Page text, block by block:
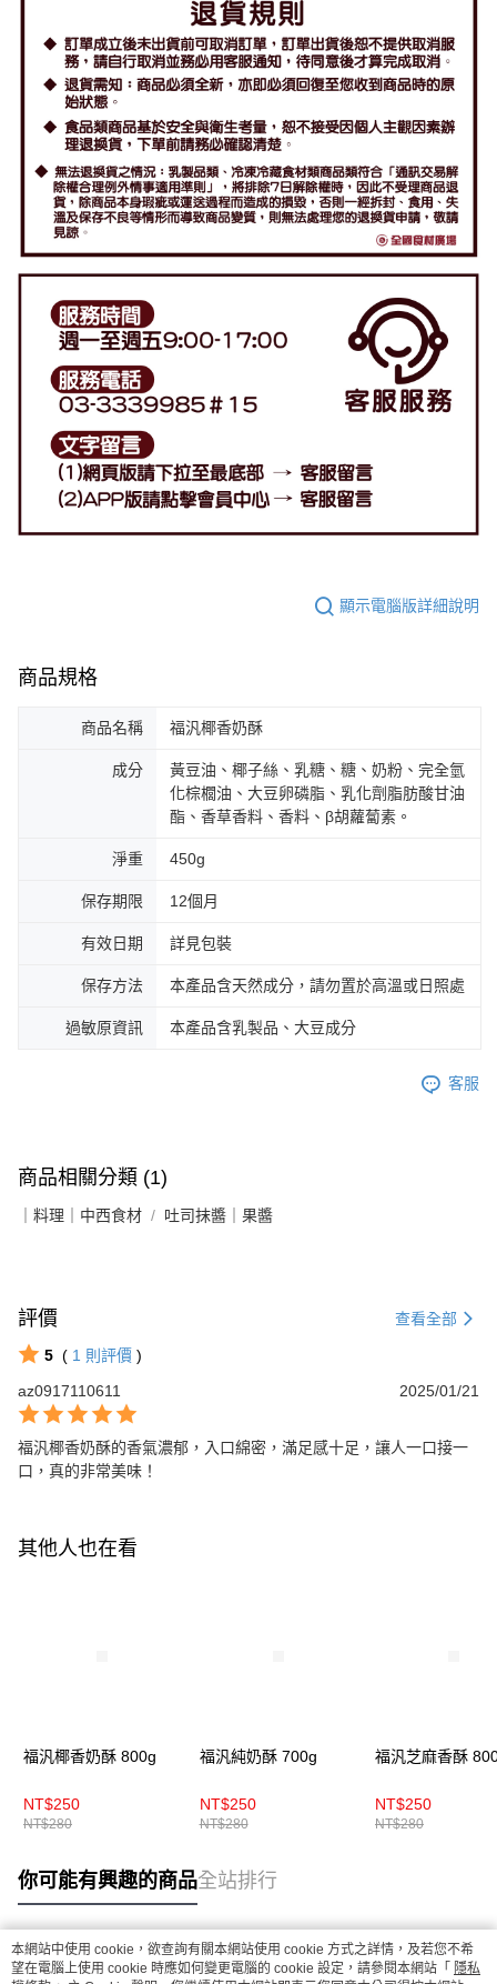
顯示電腦版詳細說明
商品規格
商品名稱 福汎椰香奶酥
成分
黃豆油、椰子絲、乳糖、糖、奶粉、完全氫
化棕櫚油、大豆卵磷脂、乳化劑脂肪酸甘油
酯、香草香料、香料、β胡蘿蔔素。
淨重 450g
保存期限 12個月
有效日期 詳見包裝
保存方法 本產品含天然成分，請勿置於高溫或日照處
過敏原資訊 本產品含乳製品、大豆成分
客服
商品相關分類 (1)
｜料理｜中西食材 吐司抹醬｜果醬
評價 查看全部
5 ( 1 則評價 )
az0917110611
2025/01/21
福汎椰香奶酥的香氣濃郁，入口綿密，滿足感十足，讓人一口接一
口，真的非常美味！
其他人也在看
福汎椰香奶酥 800g
NT$250
NT$280
福汎純奶酥 700g
NT$250
NT$280
福汎芝麻香酥
NT$250
NT$280
你可能有興趣的商品全站排行
熱門標籤
本網站中使用 cookie，欲查詢有關本網站使用 cookie 方式之詳情，及若您不希
望在電腦上使用 cookie 時應如何變更電腦的 cookie 設定，請參閱本網站「 隱私